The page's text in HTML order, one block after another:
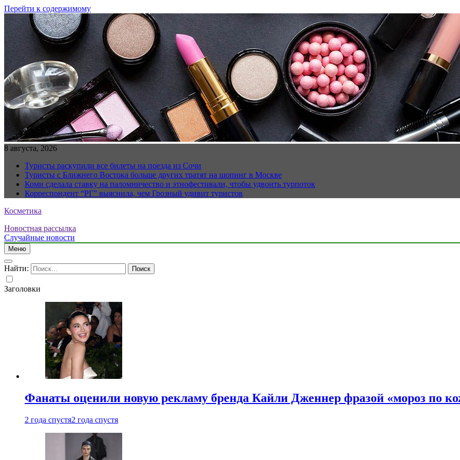
Перейти к содержимому
8 августа, 2026
Туристы раскупили все билеты на поезда из Сочи
Туристы с Ближнего Востока больше других тратят на шопинг в Москве
Коми сделала ставку на паломничество и этнофестивали, чтобы удвоить турпоток
Корреспондент “РГ” выяснила, чем Грозный удивит туристов
Косметика
Новостная рассылка
Случайные новости
Меню
Найти:
Заголовки
Фанаты оценили новую рекламу бренда Кайли Дженнер фразой «мороз по
2 года спустя2 года спустя